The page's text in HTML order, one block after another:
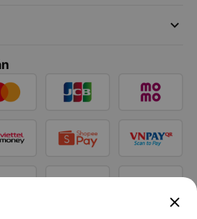
keyboard_arrow_down
close